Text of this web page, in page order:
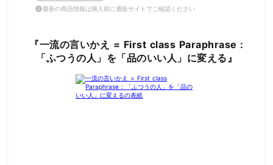
info最新の商品情報は購入前に通販サイトでご確認ください
『一流の言いかえ = First class Paraphrase :
「ふつうの人」を「品のいい人」に変える』